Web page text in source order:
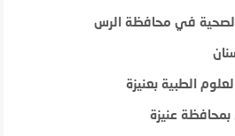
في محافظة الرس
الطبية بعنيزة
عنيزة